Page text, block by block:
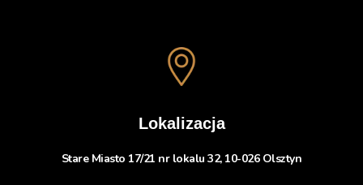
Lokalizacja
Stare Miasto 17/21 nr lokalu 32, 10-026 Olsztyn